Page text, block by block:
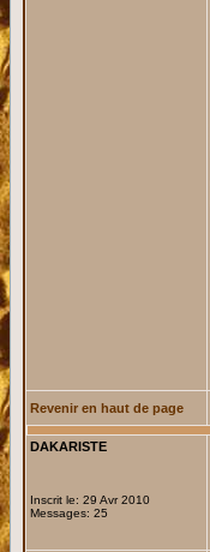
Revenir en haut de page
DAKARISTE
Inscrit le: 29 Avr 2010
Messages: 25